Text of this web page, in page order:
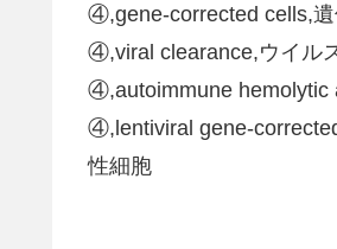
④,gene-corrected cells,
④,viral clearance,ウイル
④,autoimmune hemolytic
④,lentiviral gene-
性細胞